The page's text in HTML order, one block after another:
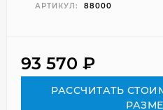
АРТИКУЛ: 88000
93 570 ₽
РАСCЧИТАТЬ